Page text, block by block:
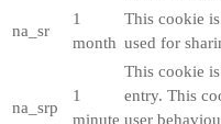
na_sr
1
month
This cookie
used for
na_srp
1
minute
This cookie
entry. This
user